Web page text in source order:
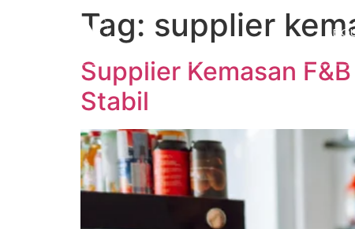
Tag: supplier
Supplier Kemasan
Stabil